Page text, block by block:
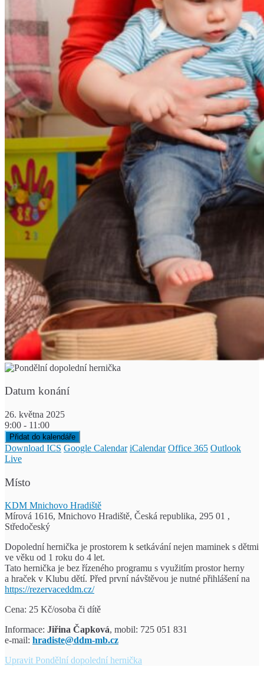
Datum konání
26. května 2025
9:00 - 11:00
Přidat do kalendáře
Download ICS Google Calendar iCalendar Office 365 Outlook
Live
Místo
KDM Mnichovo Hradiště
Mírová 1616, Mnichovo Hradiště, Česká republika, 295 01 ,
Středočeský
Dopolední hernička je prostorem k setkávání nejen maminek s dětmi
ve věku od 1 roku do 4 let.
Tato hernička je bez řízeného programu s využitím prostor herny
a hraček v Klubu dětí. Před první návštěvou je nutné přihlášení na
https://rezervaceddm.cz/
Cena: 25 Kč/osoba či dítě
Informace: Jiřina Čapková, mobil: 725 051 831
e-mail: hradiste@ddm-mb.cz
Upravit Pondělní dopolední hernička